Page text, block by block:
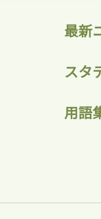
気に入りに
ログインが必
最新
スタ
用語